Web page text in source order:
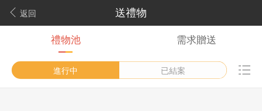
返回 送禮物
禮物池 需求贈送
進行中 已結案